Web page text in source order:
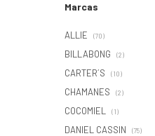
Marcas
ALLIE (70)
BILLABONG (2)
CARTER´S (10)
CHAMANES (2)
COCOMIEL (1)
DANIEL CASSIN (75)